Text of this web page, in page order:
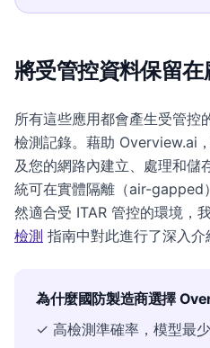
將受管控資料保留在
所有這些應用都會產生受管控
檢測記錄。藉助 Overview.ai
及您的網路內建立、處理和儲
統可在實體隔離（air-gapped
然適合受 ITAR 管控的環境，
檢測 指南中對此進行了深入介
為什麼國防製造商選擇
✓ 高檢測準確率，模型最